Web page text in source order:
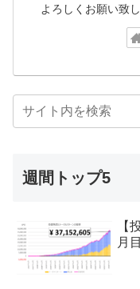
よろしくお願い致し
週間トップ5
【
月